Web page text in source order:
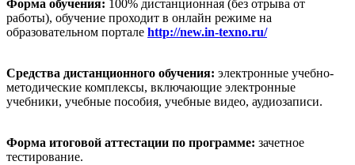
Форма обучения: 100% дистанционная (без отрыва от
работы), обучение проходит в онлайн режиме на
образовательном портале http://new.in-texno.ru/
Средства дистанционного обучения: электронные учебно-
методические комплексы, включающие электронные
учебники, учебные пособия, учебные видео, аудиозаписи.
Форма итоговой аттестации по программе: зачетное
тестирование.